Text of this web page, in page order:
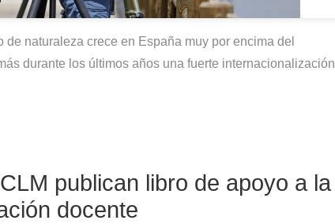
de naturaleza crece en España muy por encima del
durante los últimos años una fuerte internacionalización
publican libro de apoyo a la
docente